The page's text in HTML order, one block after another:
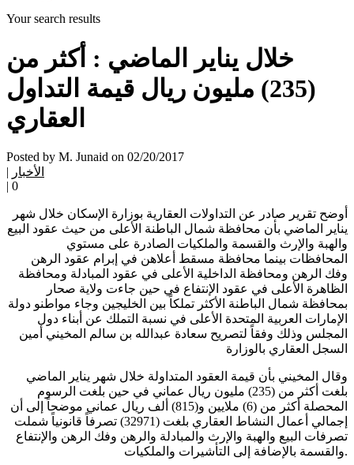
Your search results
خلال يناير الماضي : أكثر من
(235) مليون ريال قيمة التداول
العقاري
Posted by M. Junaid on 02/20/2017
| الأخبار
| 0
أوضح تقرير صادر عن التداولات العقارية بوزارة الإسكان خلال شهر
يناير الماضي بأن محافظة شمال الباطنة الأعلى من حيث عقود البيع
والهبة والإرث والقسمة والملكيات الصادرة على مستوي
المحافظات بينما محافظة مسقط أعلاهن في إبرام عقود الرهن
وفك الرهن ومحافظة الداخلية الأعلى في عقود المبادلة ومحافظة
الظاهرة الأعلى في عقود الإنتفاع في حين جاءت ولاية صحار
بمحافظة شمال الباطنة الأكثر تملكاً بين الخليجين وجاء مواطنو دولة
الإمارات العربية المتحدة الأعلى في نسبة التملك عن أبناء دول
المجلس وذلك وفقاً لتصريح سعادة عبدالله بن سالم المخيني أمين
السجل العقاري بالوزارة
وقال المخيني بأن قيمة العقود المتداولة خلال شهر يناير الماضي
بلغت أكثر من (235) مليون ريال عماني في حين بلغت الرسوم
المحصلة أكثر من (6) ملايين و(815) ألف ريال عماني موضحاً إلى أن
إجمالي أعمال النشاط العقاري بلغت (32971) تصرفاً قانونياً شملت
تصرفات البيع والهبة والإرث والمبادلة والرهن وفك الرهن والإنتفاع
والقسمة بالإضافة إلى التأشيرات والملكيات.